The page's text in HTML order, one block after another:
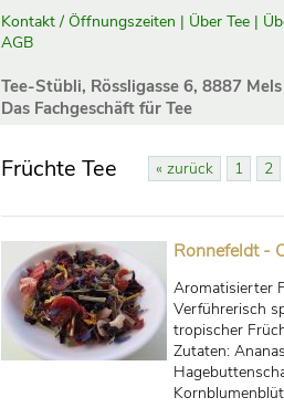
Kontakt / Öffnungszeiten | Über Tee |
AGB
Tee-Stübli, Rössligasse 6, 8887 Mels
Das Fachgeschäft für Tee
Früchte Tee « zurück 1 2
Ronnefeldt -
Aromatisierter
Verführerisch
tropischer
Zutaten: